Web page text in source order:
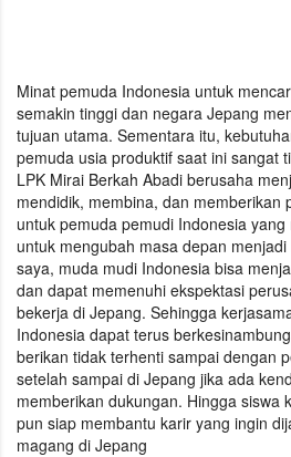
Minat pemuda Indonesia untuk
semakin tinggi dan negara Jepang
tujuan utama. Sementara itu,
pemuda usia produktif saat ini sangat
LPK Mirai Berkah Abadi berusaha
mendidik, membina, dan memberikan
untuk pemuda pemudi Indonesia
untuk mengubah masa depan
saya, muda mudi Indonesia bisa
dan dapat memenuhi ekspektasi
bekerja di Jepang. Sehingga
Indonesia dapat terus
berikan tidak terhenti sampai dengan
setelah sampai di Jepang jika ada
memberikan dukungan. Hingga siswa
pun siap membantu karir yang ingin
magang di Jepang